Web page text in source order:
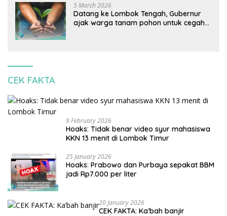
5 March 2026
Datang ke Lombok Tengah, Gubernur
ajak warga tanam pohon untuk cegah
CEK FAKTA
9 February 2026
Hoaks: Tidak benar video syur mahasiswa
KKN 13 menit di Lombok Timur
25 January 2026
Hoaks: Prabowo dan Purbaya sepakat BBM
jadi Rp7.000 per liter
20 January 2026
CEK FAKTA: Ka’bah banjir